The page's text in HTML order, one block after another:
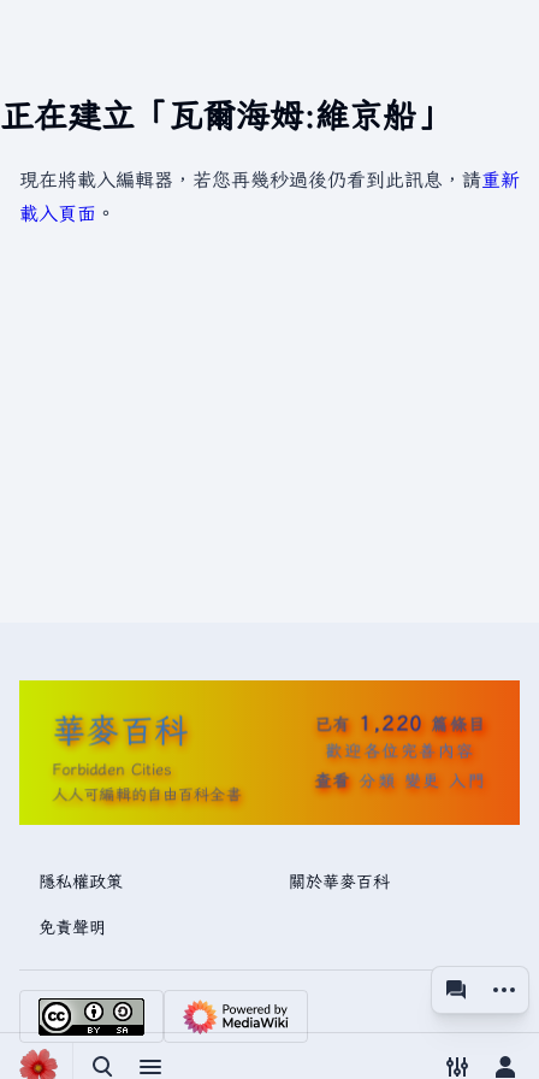
正在建立「瓦爾海姆:維京船」
視圖
更多
現在將載入編輯器，若您再幾秒過後仍看到此訊息，請重新
載入頁面 。
華麥百科
Forbidden Cities
人人可編輯的自由百科全書
已有 1,220 篇條目
歡迎各位完善內容
查看 分類 變更 入門
隱私權政策 關於華麥百科
免責聲明